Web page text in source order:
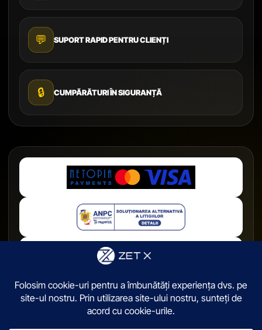
💬 SUPORT RAPID PENTRU CLIENȚI
🔒 CUMPĂRĂTURI ÎN SIGURANȚĂ